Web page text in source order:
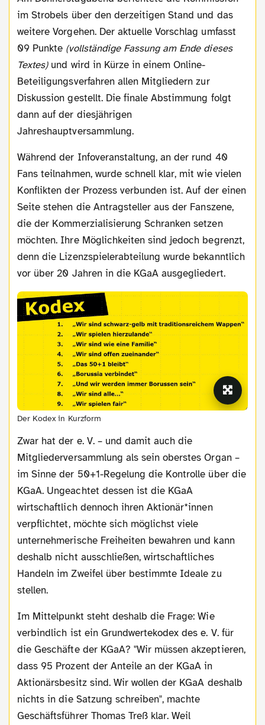
im Strobels über den derzeitigen Stand und das
weitere Vorgehen. Der aktuelle Vorschlag umfasst
09 Punkte (vollständige Fassung am Ende dieses
Textes)und wird in Kürze in einem Online-
Beteiligungsverfahren allen Mitgliedern zur
Diskussion gestellt. Die finale Abstimmung folgt
dann auf der diesjährigen
Jahreshauptversammlung.
Während der Infoveranstaltung, an der rund 40
Fans teilnahmen, wurde schnell klar, mit wie vielen
Konflikten der Prozess verbunden ist. Auf der einen
Seite stehen die Antragsteller aus der Fanszene,
die der Kommerzialisierung Schranken setzen
möchten. Ihre Möglichkeiten sind jedoch begrenzt,
denn die Lizenzspielerabteilung wurde bekanntlich
vor über 20 Jahren in die KGaA ausgegliedert.
Der Kodex in Kurzform
Zwar hat der e. V. – und damit auch die
Mitgliederversammlung als sein oberstes Organ –
im Sinne der 50+1-Regelung die Kontrolle über die
KGaA. Ungeachtet dessen ist die KGaA
wirtschaftlich dennoch ihren Aktionär*innen
verpflichtet, möchte sich möglichst viele
unternehmerische Freiheiten bewahren und kann
deshalb nicht ausschließen, wirtschaftliches
Handeln im Zweifel über bestimmte Ideale zu
stellen.
Im Mittelpunkt steht deshalb die Frage: Wie
verbindlich ist ein Grundwertekodex des e. V. für
die Geschäfte der KGaA? "Wir müssen akzeptieren,
dass 95 Prozent der Anteile an der KGaA in
Aktionärsbesitz sind. Wir wollen der KGaA deshalb
nichts in die Satzung schreiben", machte
Geschäftsführer Thomas Treß klar. Weil